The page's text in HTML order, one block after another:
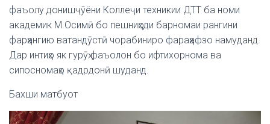
фаъолу донишҷӯёни Коллеҷи техникии ДТТ ба номи
академик М.Осимӣ бо пешниҳоди барномаи рангини
фарҳангию ватандӯстӣ чорабиниро фараҳафзо намуданд.
Дар интиҳо як гурӯҳ фаъолон бо ифтихорнома ва
сипосномаҳо қадрдонӣ шуданд.
Бахши матбуот